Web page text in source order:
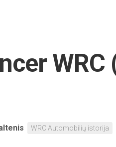
WRC
WRC Automobilių istorija